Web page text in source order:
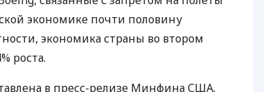
ЕЖЕМЕСЯЧНЫЙ ОБЗОР
КЕШБЭКА
экономике почти половину
экономика страны во втором
роста.
в пресс-релизе МинфинаСША.